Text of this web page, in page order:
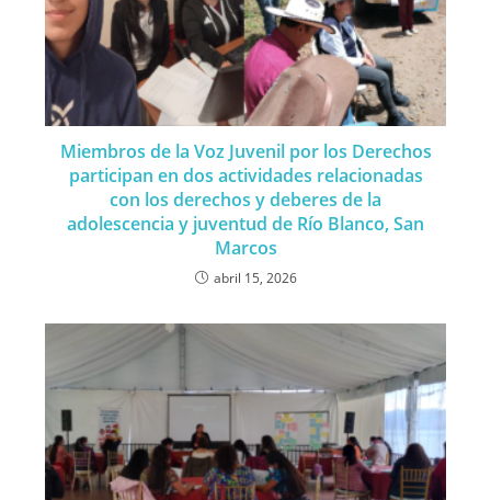
Miembros de la Voz Juvenil por los Derechos
participan en dos actividades relacionadas
con los derechos y deberes de la
adolescencia y juventud de Río Blanco, San
Marcos
abril 15, 2026